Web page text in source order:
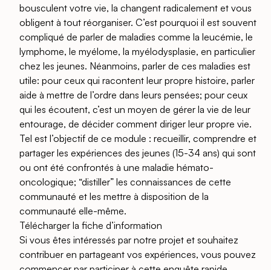
bousculent votre vie, la changent radicalement et vous
obligent à tout réorganiser. C’est pourquoi il est souvent
compliqué de parler de maladies comme la leucémie, le
lymphome, le myélome, la myélodysplasie, en particulier
chez les jeunes. Néanmoins, parler de ces maladies est
utile: pour ceux qui racontent leur propre histoire, parler
aide à mettre de l’ordre dans leurs pensées; pour ceux
qui les écoutent, c’est un moyen de gérer la vie de leur
entourage, de décider comment diriger leur propre vie.
Tel est l’objectif de ce module : recueillir, comprendre et
partager les expériences des jeunes (15-34 ans) qui sont
ou ont été confrontés à une maladie hémato-
oncologique; “distiller” les connaissances de cette
communauté et les mettre à disposition de la
communauté elle-même.
Télécharger la fiche d’information
Si vous êtes intéressés par notre projet et souhaitez
contribuer en partageant vos expériences, vous pouvez